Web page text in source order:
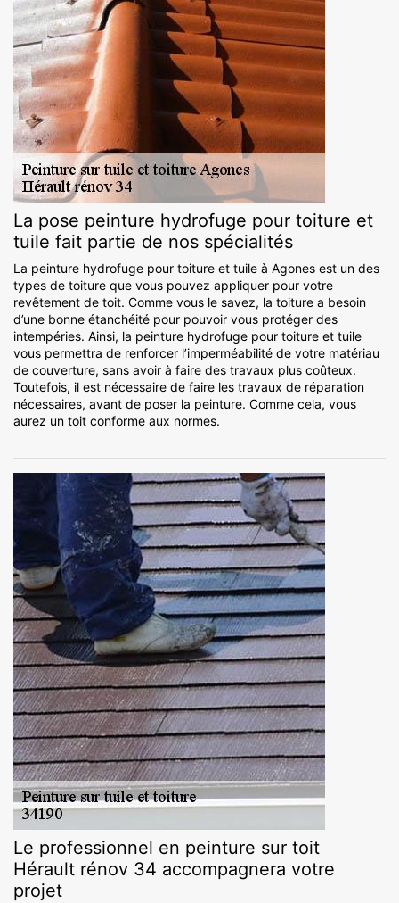
La pose peinture hydrofuge pour toiture et
tuile fait partie de nos spécialités
La peinture hydrofuge pour toiture et tuile à Agones est un des
types de toiture que vous pouvez appliquer pour votre
revêtement de toit. Comme vous le savez, la toiture a besoin
d’une bonne étanchéité pour pouvoir vous protéger des
intempéries. Ainsi, la peinture hydrofuge pour toiture et tuile
vous permettra de renforcer l’imperméabilité de votre matériau
de couverture, sans avoir à faire des travaux plus coûteux.
Toutefois, il est nécessaire de faire les travaux de réparation
nécessaires, avant de poser la peinture. Comme cela, vous
aurez un toit conforme aux normes.
Le professionnel en peinture sur toit
Hérault rénov 34 accompagnera votre
projet